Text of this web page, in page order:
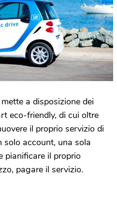
a disposizione dei
eco-friendly, di cui oltre
il proprio servizio di
solo account, una sola
pianificare il proprio
pagare il servizio.